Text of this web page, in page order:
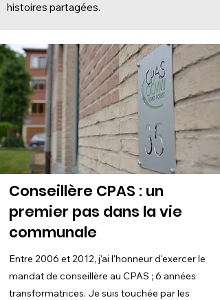
histoires partagées.
Conseillère CPAS : un
premier pas dans la vie
communale
Entre 2006 et 2012, j'ai l'honneur d'exercer le
mandat de conseillère au CPAS ; 6 années
transformatrices. Je suis touchée par les